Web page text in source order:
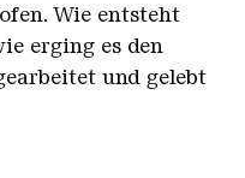
Wie entsteht
erging es den
und gelebt